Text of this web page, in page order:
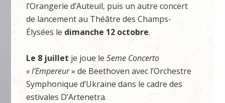
l’Orangerie d’Auteuil, puis un autre concert
de lancement au Théâtre des Champs-
Élysées le dimanche 12 octobre.
Le 8 juillet je joue le5eme Concerto
« l’Empereur» de Beethoven avec l’Orchestre
Symphonique d’Ukraine dans le cadre des
estivales D’Artenetra.